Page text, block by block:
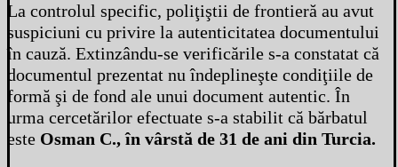
La controlul specific, poliţiştii de frontieră au avut
suspiciuni cu privire la autenticitatea documentului
în cauză. Extinzându-se verificările s-a constatat că
documentul prezentat nu îndeplineşte condiţiile de
formă şi de fond ale unui document autentic. În
urma cercetărilor efectuate s-a stabilit că bărbatul
este Osman C., în vârstă de 31 de ani din Turcia.